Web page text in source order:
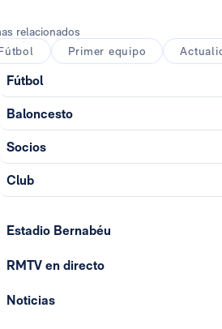
relacionados
Primer equipo
Fútbol
Baloncesto
Socios
Club
Estadio Bernabéu
RMTV en directo
Noticias